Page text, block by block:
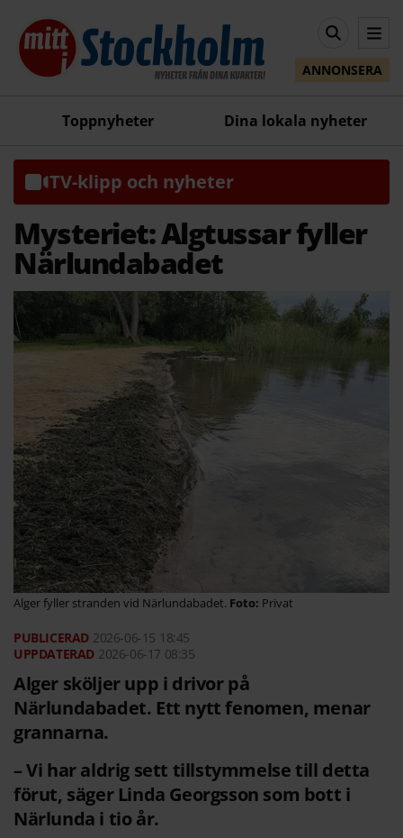
ANNONSERA
Toppnyheter Dina lokala nyheter
TV-klipp och nyheter
Mysteriet: Algtussar fyller
Närlundabadet
Alger fyller stranden vid Närlundabadet. Privat
2026-06-15 18:45
2026-06-17 08:35
Alger sköljer upp i drivor på
Närlundabadet. Ett nytt fenomen, menar
grannarna.
– Vi har aldrig sett tillstymmelse till detta
förut, säger Linda Georgsson som bott i
Närlunda i tio år.